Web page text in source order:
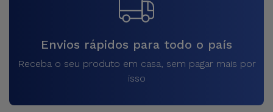
Envios rápidos para todo o país
Receba o seu produto em casa, sem pagar mais por
isso